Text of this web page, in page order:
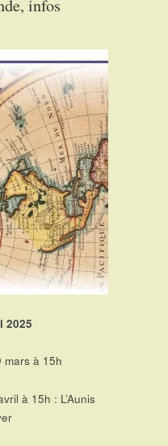
infos
2025
mars à 15h
à 15h : L’Aunis